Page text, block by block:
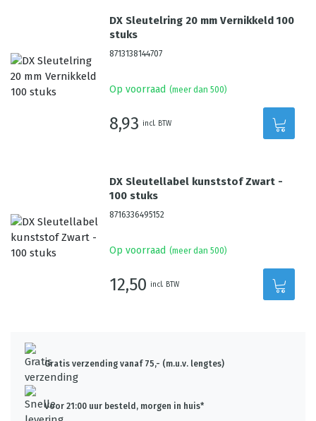
DX Sleutelring 20 mm Vernikkeld 100
stuks
8713138144707
Op voorraad (meer dan 500)
8,93 incl. BTW
DX Sleutellabel kunststof Zwart -
100 stuks
8716336495152
Op voorraad (meer dan 500)
12,50 incl. BTW
Gratis verzending vanaf 75,- (m.u.v. lengtes)
Voor 21:00 uur besteld, morgen in huis*